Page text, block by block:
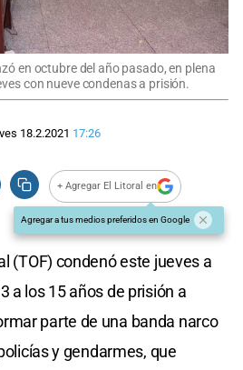
en octubre del año pasado, en plena
con nueve condenas a prisión.
18.2.2021 17:26
+ Agregar El Litoral en
Agregar a tus medios preferidos en Google
(TOF) condenó este jueves a
a los 15 años de prisión a
parte de una banda narco
y gendarmes, que